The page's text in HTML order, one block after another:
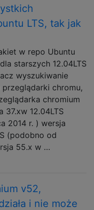
LTS, tak jak
w repo Ubuntu
starszych 12.04LTS
wyszukiwanie
chromu,
chromium
37.xw 12.04LTS
2014 r. ) wersja
(podobno od
55.x w …
v52,
i nie może